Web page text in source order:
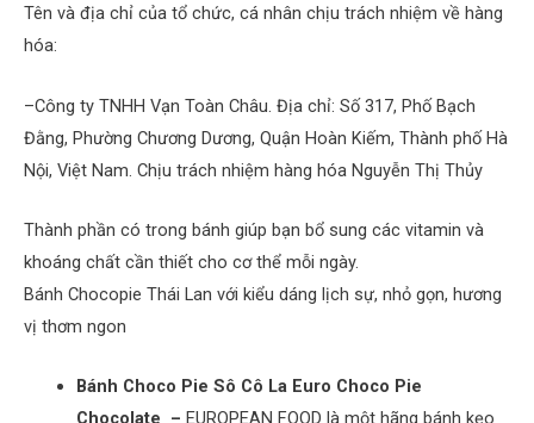
Tên và địa chỉ của tổ chức, cá nhân chịu trách nhiệm về hàng
hóa:
–Công ty TNHH Vạn Toàn Châu. Địa chỉ: Số 317, Phố Bạch
Đằng, Phường Chương Dương, Quận Hoàn Kiếm, Thành phố Hà
Nội, Việt Nam. Chịu trách nhiệm hàng hóa Nguyễn Thị Thủy
Thành phần có trong bánh giúp bạn bổ sung các vitamin và
khoáng chất cần thiết cho cơ thể mỗi ngày.
Bánh Chocopie Thái Lan với kiểu dáng lịch sự, nhỏ gọn, hương
vị thơm ngon
Bánh Choco Pie Sô Cô La Euro Choco Pie
Chocolate – EUROPEAN FOOD là một hãng bánh kẹo